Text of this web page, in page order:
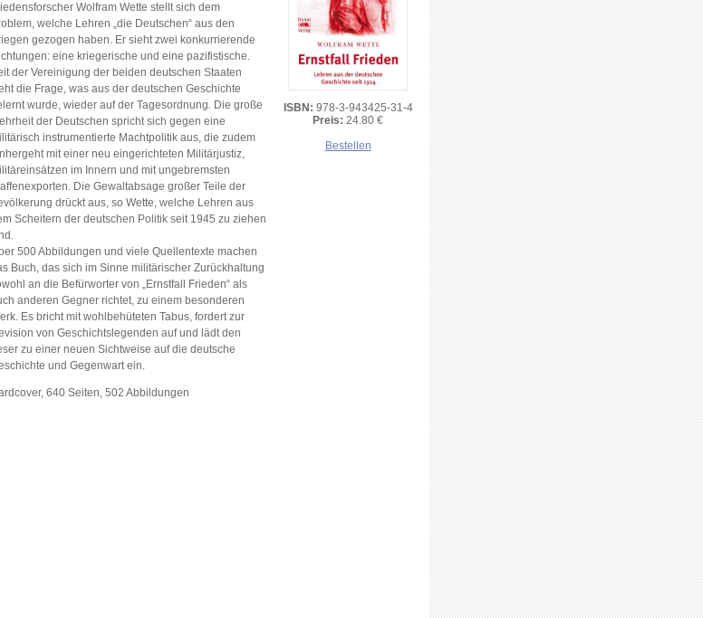
Wolfram Wette stellt sich dem
welche Lehren „die Deutschen“ aus den
gezogen haben. Er sieht zwei konkurrierende
eine kriegerische und eine pazifistische.
der Vereinigung der beiden deutschen Staaten
die Frage, was aus der deutschen Geschichte
wurde, wieder auf der Tagesordnung. Die große
der Deutschen spricht sich gegen eine
instrumentierte Machtpolitik aus, die zudem
mit einer neu eingerichteten Militärjustiz,
im Innern und mit ungebremsten
Die Gewaltabsage großer Teile der
drückt aus, so Wette, welche Lehren aus
Scheitern der deutschen Politik seit 1945 zu ziehen
500 Abbildungen und viele Quellentexte machen
Buch, das sich im Sinne militärischer Zurückhaltung
an die Befürworter von „Ernstfall Frieden“ als
anderen Gegner richtet, zu einem besonderen
Es bricht mit wohlbehüteten Tabus, fordert zur
von Geschichtslegenden auf und lädt den
zu einer neuen Sichtweise auf die deutsche
und Gegenwart ein.
640 Seiten, 502 Abbildungen
ISBN: 978-3-943425-31-4
Preis: 24.80 €
Bestellen